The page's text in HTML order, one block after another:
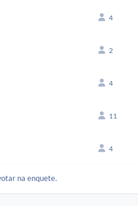
4
2
4
11
4
na enquete.